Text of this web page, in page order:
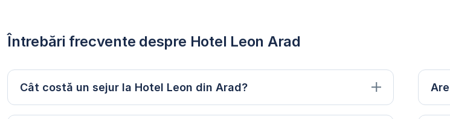
Întrebări frecvente despre Hotel Leon Arad
Cât costă un sejur la Hotel Leon din Arad?